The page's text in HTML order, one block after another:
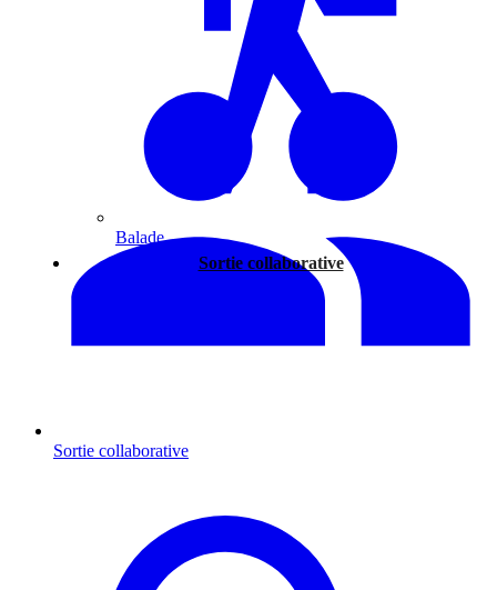
Balade
Sortie collaborative
Sortie collaborative